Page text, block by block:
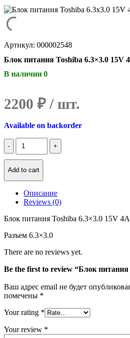
Артикул: 000002548
Блок питания Toshiba 6.3×3.0 15V
В наличии 0
2200 ₽
Available on backorder
Количество
Блок
питания
Toshiba
Add to cart
Описание
Reviews (0)
Блок питания Toshiba 6.3×3.0 15V 4A
Разъем 6.3×3.0
There are no reviews yet.
Be the first to review “Блок
Ваш адрес email не будет
помечены *
Your rating *
Your review *